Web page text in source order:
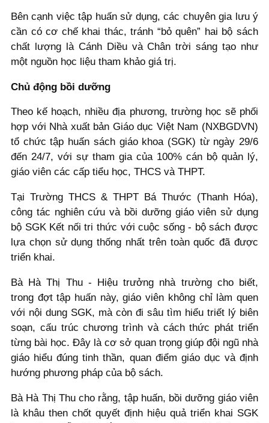
Bên cạnh việc tập huấn sử dụng, các chuyên gia lưu ý
cần có cơ chế khai thác, tránh “bỏ quên” hai bộ sách
chất lượng là Cánh Diều và Chân trời sáng tạo như
một nguồn học liệu tham khảo giá trị.
Chủ động bồi dưỡng
Theo kế hoạch, nhiều địa phương, trường học sẽ phối
hợp với Nhà xuất bản Giáo dục Việt Nam (NXBGDVN)
tổ chức tập huấn sách giáo khoa (SGK) từ ngày 29/6
đến 24/7, với sự tham gia của 100% cán bộ quản lý,
giáo viên các cấp tiểu học, THCS và THPT.
Tại Trường THCS & THPT Bá Thước (Thanh Hóa),
công tác nghiên cứu và bồi dưỡng giáo viên sử dụng
bộ SGK Kết nối tri thức với cuộc sống - bộ sách được
lựa chọn sử dụng thống nhất trên toàn quốc đã được
triển khai.
Bà Hà Thị Thu - Hiệu trưởng nhà trường cho biết,
trong đợt tập huấn này, giáo viên không chỉ làm quen
với nội dung SGK, mà còn đi sâu tìm hiểu triết lý biên
soạn, cấu trúc chương trình và cách thức phát triển
từng bài học. Đây là cơ sở quan trọng giúp đội ngũ nhà
giáo hiểu đúng tinh thần, quan điểm giáo dục và định
hướng phương pháp của bộ sách.
Bà Hà Thị Thu cho rằng, tập huấn, bồi dưỡng giáo viên
là khâu then chốt quyết định hiệu quả triển khai SGK